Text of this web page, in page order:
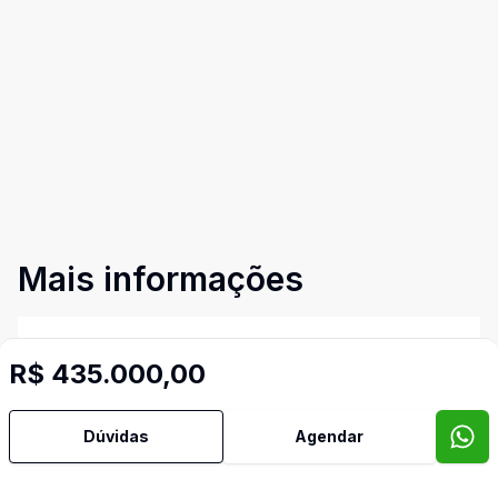
Mais informações
Ar Condicionado
TV Coletiva
R$ 435.000,00
Dúvidas Agendar